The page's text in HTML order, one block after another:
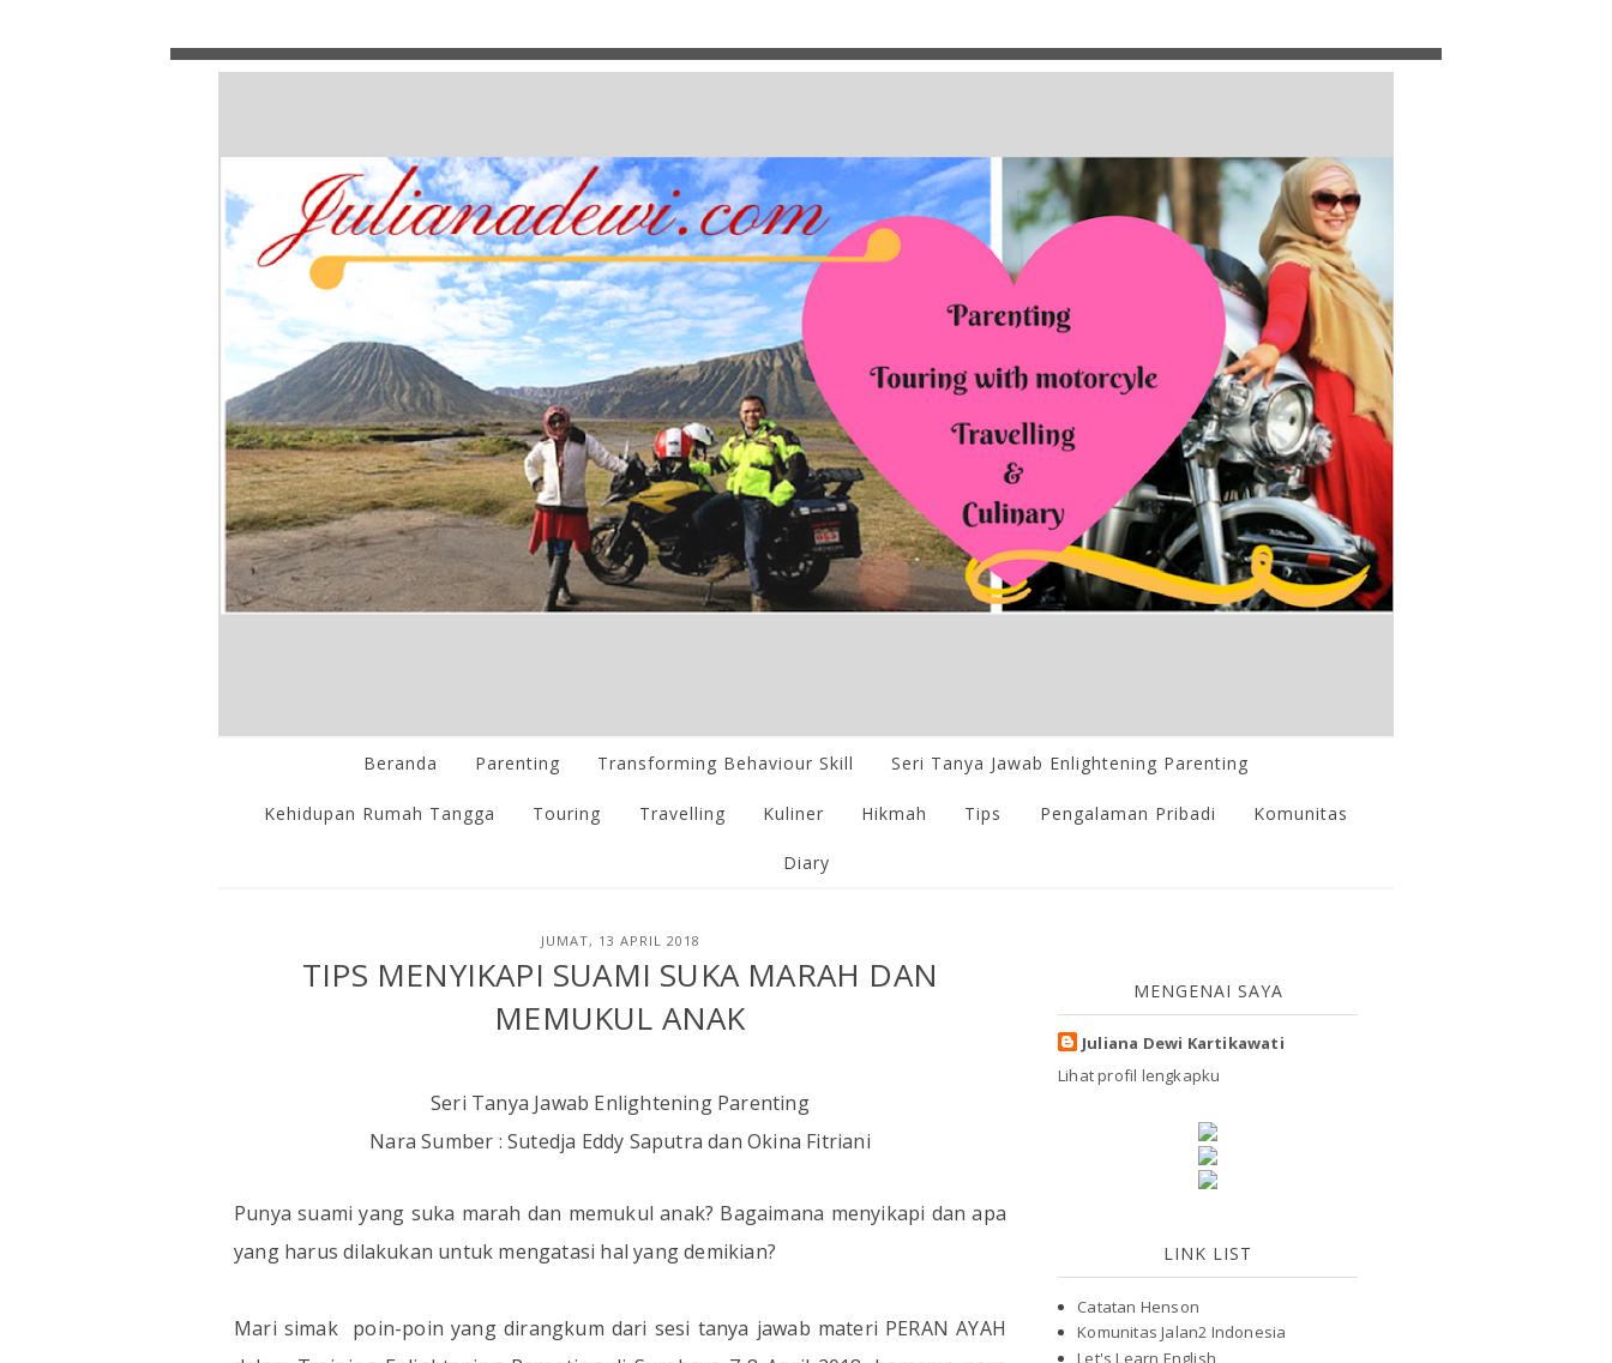
Beranda Parenting Transforming Behaviour Skill Seri Tanya Jawab Enlightening Parenting
Kehidupan Rumah Tangga Touring Travelling Kuliner Hikmah Tips Pengalaman Pribadi Komunitas
Diary
JUMAT, 13 APRIL 2018
TIPS MENYIKAPI SUAMI SUKA MARAH DAN
MEMUKUL ANAK
Seri Tanya Jawab Enlightening Parenting
Nara Sumber : Sutedja Eddy Saputra dan Okina Fitriani
Punya suami yang suka marah dan memukul anak? Bagaimana menyikapi dan apa
yang harus dilakukan untuk mengatasi hal yang demikian?
Mari simak poin-poin yang dirangkum dari sesi tanya jawab materi PERAN AYAH
MENGENAI SAYA
Juliana Dewi Kartikawati
Lihat profil lengkapku
LINK LIST
Catatan Henson
Komunitas Jalan2 Indonesia
Let's Learn English